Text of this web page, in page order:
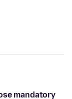
mandatory